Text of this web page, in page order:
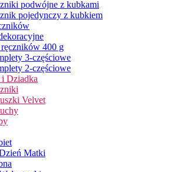
podwójne z kubkami
pojedynczy z kubkiem
400 g
3-częściowe
2-częściowe
Dziadka
Velvet
Matki